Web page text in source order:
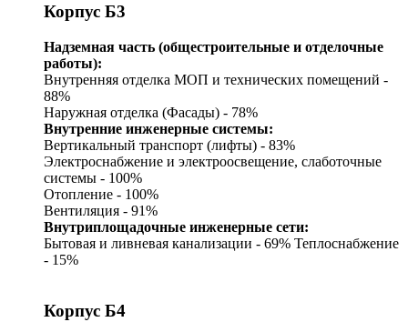
Корпус Б3
Надземная часть (общестроительные и отделочные
работы):
Внутренняя отделка МОП и технических помещений -
88%
Наружная отделка (Фасады) - 78%
Внутренние инженерные системы:
Вертикальный транспорт (лифты) - 83%
Электроснабжение и электроосвещение, слаботочные
системы - 100%
Отопление - 100%
Вентиляция - 91%
Внутриплощадочные инженерные сети:
Бытовая и ливневая канализации - 69% Теплоснабжение
- 15%
Корпус Б4